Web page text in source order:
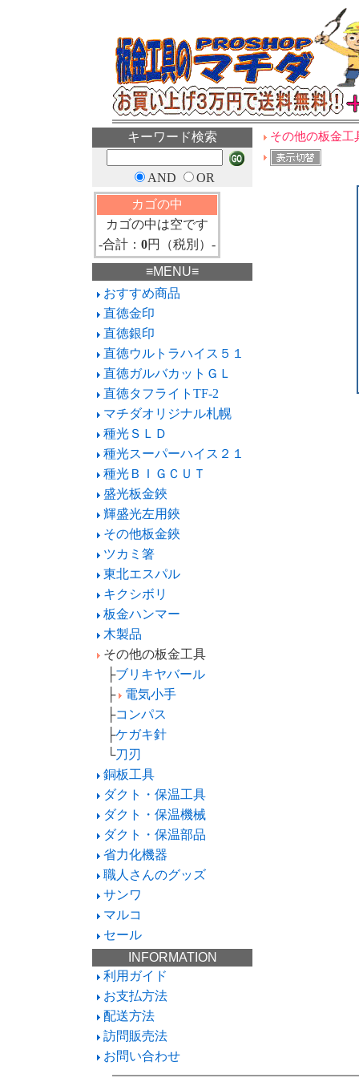
キーワード検索
AND
OR
カゴの中
カゴの中は空です
-合計： 0円（税別）-
≡MENU≡
おすすめ商品
直徳金印
直徳銀印
直徳ウルトラハイス５１
直徳ガルバカットＧＬ
直徳タフライトTF-2
マチダオリジナル札幌
種光ＳＬＤ
種光スーパーハイス２１
種光ＢＩＧＣＵＴ
盛光板金鋏
輝盛光左用鋏
その他板金鋏
ツカミ箸
東北エスパル
キクシボリ
板金ハンマー
木製品
その他の板金工具
├ブリキヤバール
├
電気小手
├コンパス
├ケガキ針
└刀刃
銅板工具
ダクト・保温工具
ダクト・保温機械
ダクト・保温部品
省力化機器
職人さんのグッズ
サンワ
マルコ
セール
INFORMATION
利用ガイド
お支払方法
配送方法
訪問販売法
お問い合わせ
その他の板金工